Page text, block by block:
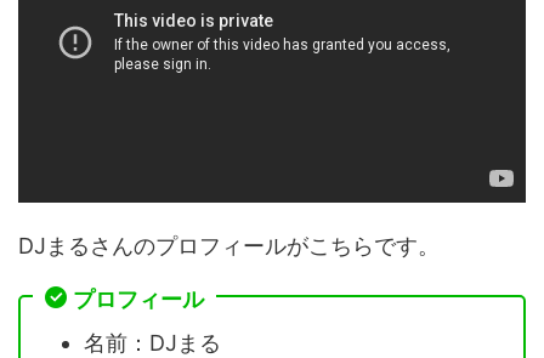
DJまるさんのプロフィールがこちらです。
プロフィール
名前：DJまる